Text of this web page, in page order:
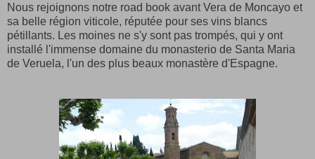
Nous rejoignons notre road book avant Vera de Moncayo et
sa belle région viticole, réputée pour ses vins blancs
pétillants. Les moines ne s'y sont pas trompés, qui y ont
installé l'immense domaine du monasterio de Santa Maria
de Veruela, l'un des plus beaux monastère d'Espagne.